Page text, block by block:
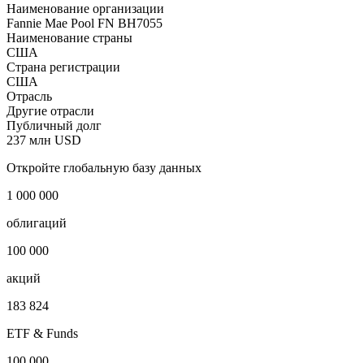
Наименование организации
Fannie Mae Pool FN BH7055
Наименование страны
США
Страна регистрации
США
Отрасль
Другие отрасли
Публичный долг
237 млн USD
Откройте глобальную базу данных
1 000 000
облигаций
100 000
акций
183 824
ETF & Funds